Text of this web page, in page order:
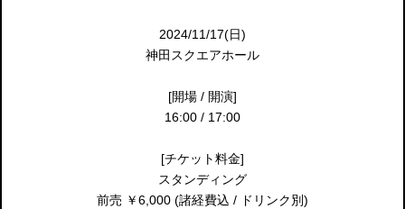
2024/11/17(日)
神田スクエアホール
[開場 / 開演]
16:00 / 17:00
[チケット料金]
スタンディング
前売 ￥6,000 (諸経費込 / ドリンク別)